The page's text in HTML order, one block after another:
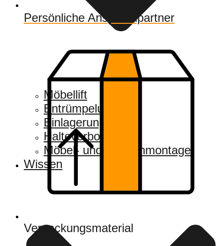
Möbellift
Entrümpelung
Einlagerung
Halteverbotszonen
Möbel- und Küchenmontage
Wissen
Persönliche Ansprechpartner
Verpackungsmaterial